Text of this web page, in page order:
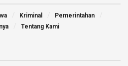
Kriminal
Pemerintahan
Tentang Kami